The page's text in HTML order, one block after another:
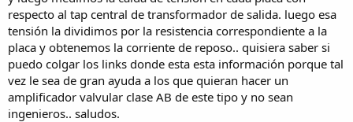
respecto al tap central de transformador de salida. luego esa
tensión la dividimos por la resistencia correspondiente a la
placa y obtenemos la corriente de reposo.. quisiera saber si
puedo colgar los links donde esta esta información porque tal
vez le sea de gran ayuda a los que quieran hacer un
amplificador valvular clase AB de este tipo y no sean
ingenieros.. saludos.